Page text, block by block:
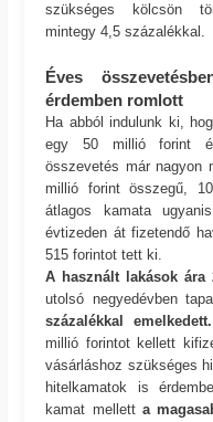
szükséges kölcsön
mintegy 4,5 százalékkal.
Éves
érdemben romlott
Ha abból indulunk ki,
egy 50 millió forint
összevetés már nagyon
millió forint összegű,
átlagos kamata
évtizeden át fizetendő
515 forintot tett ki.
A használt lakások ára
utolsó negyedévben
százalékkal emelkedett.
millió forintot kellett
vásárláshoz szükséges
hitelkamatok is
kamat mellett a